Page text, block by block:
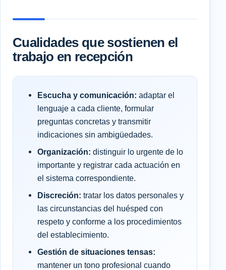
Cualidades que sostienen el
trabajo en recepción
Escucha y comunicación: adaptar el
lenguaje a cada cliente, formular
preguntas concretas y transmitir
indicaciones sin ambigüedades.
Organización: distinguir lo urgente de lo
importante y registrar cada actuación en
el sistema correspondiente.
Discreción: tratar los datos personales y
las circunstancias del huésped con
respeto y conforme a los procedimientos
del establecimiento.
Gestión de situaciones tensas:
mantener un tono profesional cuando